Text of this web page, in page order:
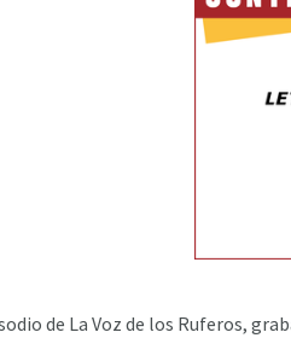
de La Voz de los Ruferos,